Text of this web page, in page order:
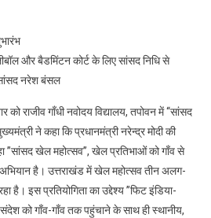
और बैडमिंटन कोर्ट के लिए सांसद निधि से
सांसद नरेश बंसल
को राजीव गाँधी नवोदय विद्यालय, तपोवन में ‘‘सांसद
ने कहा कि प्रधानमंत्री नरेन्द्र मोदी की
’’सांसद खेल महोत्सव’’, खेल प्रतिभाओं को गाँव से
अभियान है। उत्तराखंड में खेल महोत्सव तीन अलग-
इस प्रतियोगिता का उद्देश्य ’’फिट इंडिया-
संदेश को गाँव-गाँव तक पहुंचाने के साथ ही स्थानीय,